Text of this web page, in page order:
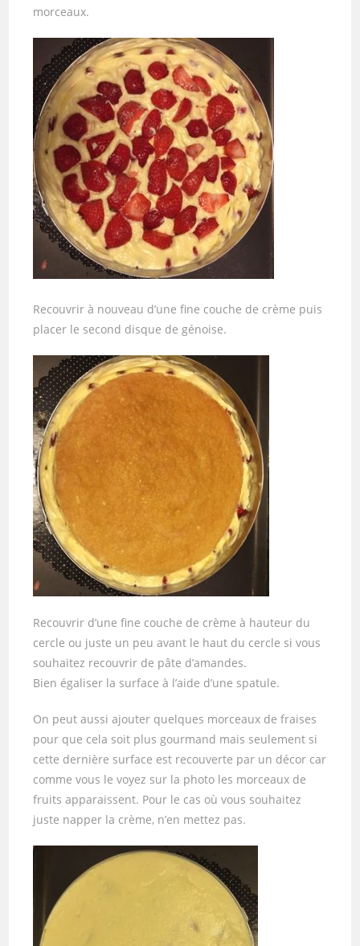
morceaux.
Recouvrir à nouveau d’une fine couche de crème puis
placer le second disque de génoise.
Recouvrir d’une fine couche de crème à hauteur du
cercle ou juste un peu avant le haut du cercle si vous
souhaitez recouvrir de pâte d’amandes.
Bien égaliser la surface à l’aide d’une spatule.
On peut aussi ajouter quelques morceaux de fraises
pour que cela soit plus gourmand mais seulement si
cette dernière surface est recouverte par un décor car
comme vous le voyez sur la photo les morceaux de
fruits apparaissent. Pour le cas où vous souhaitez
juste napper la crème, n’en mettez pas.